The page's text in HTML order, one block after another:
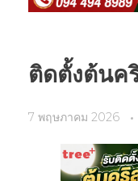
ติดตั้งต้นค
7 พฤษภาคม 2026